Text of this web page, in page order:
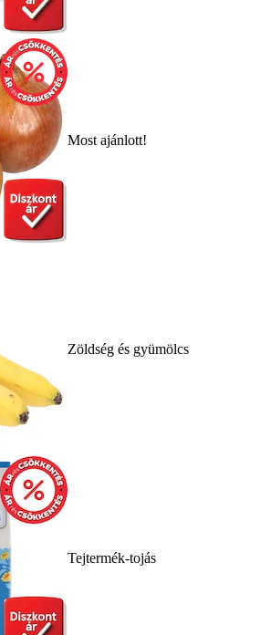
Most ajánlott!
Zöldség és gyümölcs
Tejtermék-tojás